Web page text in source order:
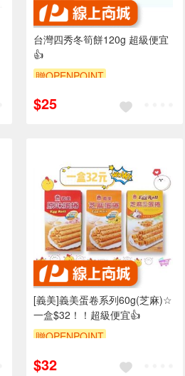
台灣四秀冬筍餅120g 超級便宜
👍
贈OPENPOINT
$25
[義美]義美蛋卷系列60g(芝麻)☆
一盒$32！！超級便宜👍
贈OPENPOINT
$32